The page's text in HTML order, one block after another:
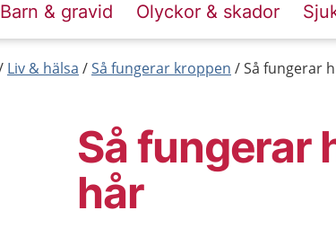
Barn & gravid Olyckor & skador
Liv & hälsa Så fungerar kroppen Så fungerar
Så fungerar
hår